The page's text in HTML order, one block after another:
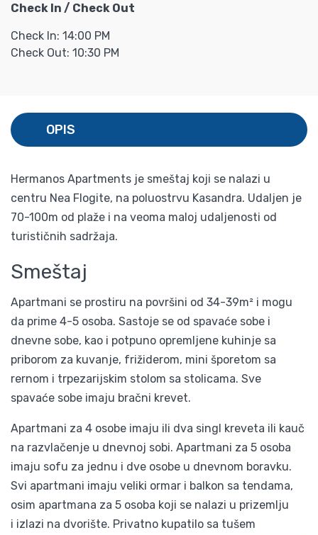
Check In / Check Out
Check In: 14:00 PM
Check Out: 10:30 PM
OPIS
Hermanos Apartments je smeštaj koji se nalazi u
centru Nea Flogite, na poluostrvu Kasandra. Udaljen je
70-100m od plaže i na veoma maloj udaljenosti od
turističnih sadržaja.
Smeštaj
Apartmani se prostiru na površini od 34-39m² i mogu
da prime 4-5 osoba. Sastoje se od spavaće sobe i
dnevne sobe, kao i potpuno opremljene kuhinje sa
priborom za kuvanje, frižiderom, mini šporetom sa
rernom i trpezarijskim stolom sa stolicama. Sve
spavaće sobe imaju bračni krevet.
Apartmani za 4 osobe imaju ili dva singl kreveta ili kauč
na razvlačenje u dnevnoj sobi. Apartmani za 5 osoba
imaju sofu za jednu i dve osobe u dnevnom boravku.
Svi apartmani imaju veliki ormar i balkon sa tendama,
osim apartmana za 5 osoba koji se nalazi u prizemlju
i izlazi na dvorište. Privatno kupatilo sa tušem